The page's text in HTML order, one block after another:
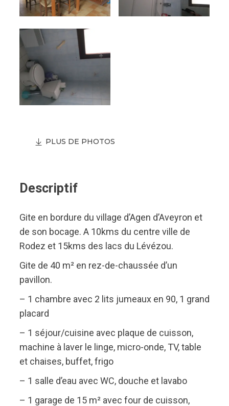
PLUS DE PHOTOS
Descriptif
Gite en bordure du village d’Agen d’Aveyron et
de son bocage. A 10kms du centre ville de
Rodez et 15kms des lacs du Lévézou.
Gite de 40 m² en rez-de-chaussée d’un
pavillon.
– 1 chambre avec 2 lits jumeaux en 90, 1 grand
placard
– 1 séjour/cuisine avec plaque de cuisson,
machine à laver le linge, micro-onde, TV, table
et chaises, buffet, frigo
– 1 salle d’eau avec WC, douche et lavabo
– 1 garage de 15 m² avec four de cuisson,